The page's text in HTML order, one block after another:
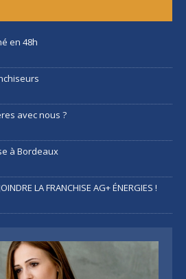
en 48h
avec nous ?
à Bordeaux
LA FRANCHISE AG+ ÉNERGIES !